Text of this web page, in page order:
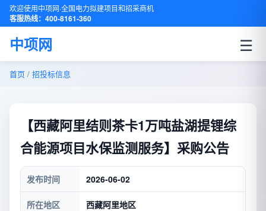
欢迎使用中项网·全国电力拟建项目和招采商机
客服热线：400-8161-360
中项网 ☰
首页 / 招投标信息
【西藏阿里结则茶卡1万吨盐湖提锂综
合能源项目水保监测服务】采购公告
发布时间 2026-06-02
所在地区 西藏阿里地区